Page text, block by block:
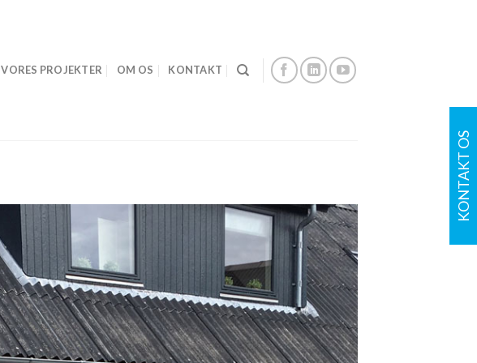
VORES PROJEKTER OM OS KONTAKT
KONTAKT OS